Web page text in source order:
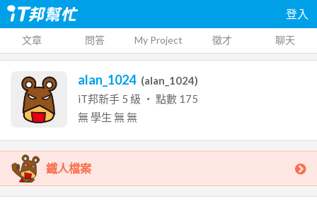
登入
文章 問答 My Project 徵才 聊天
alan_1024 (alan_1024)
iT邦新手 5 級 ‧ 點數 175
無 學生 無 無
鐵人檔案